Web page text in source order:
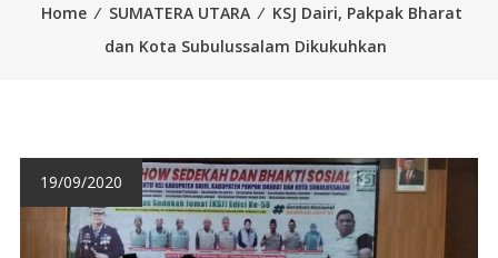
Home ⁄ SUMATERA UTARA ⁄ KSJ Dairi, Pakpak Bharat
dan Kota Subulussalam Dikukuhkan
19/09/2020